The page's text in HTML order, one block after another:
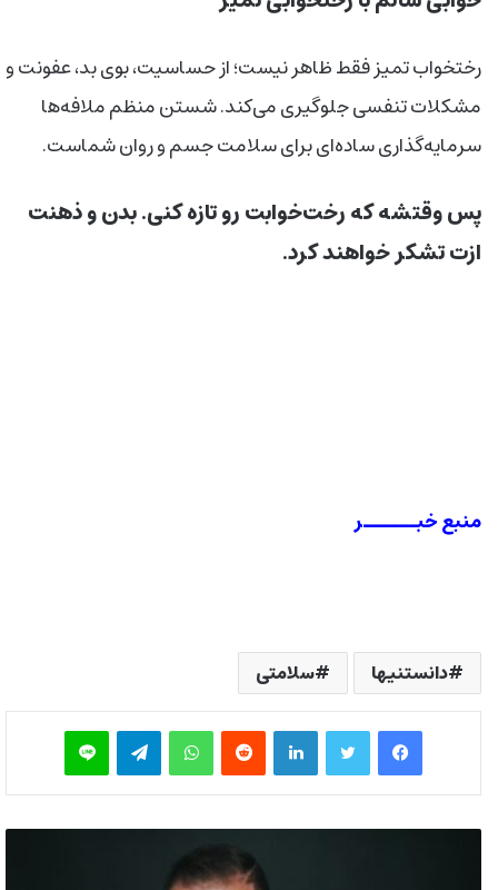
رختخواب تمیز فقط ظاهر نیست؛ از حساسیت، بوی بد، عفونت و
مشکلات تنفسی جلوگیری می‌کند. شستن منظم ملافه‌ها
سرمایه‌گذاری ساده‌ای برای سلامت جسم و روان شماست.
پس وقتشه که رخت‌خوابت رو تازه کنی. بدن و ذهنت
ازت تشکر خواهند کرد.
منبع خبــــــر
دانستنیها سلامتی
فیس بوک توییتر لینکدین‫رددیت واتس آپ تلگرام لاین